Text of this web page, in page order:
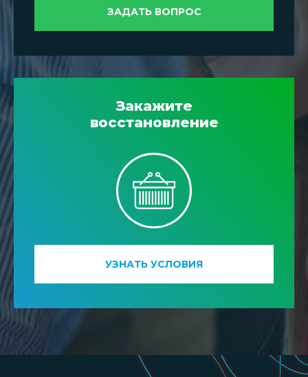
ЗАДАТЬ ВОПРОС
Закажите
восстановление
УЗНАТЬ УСЛОВИЯ